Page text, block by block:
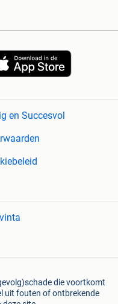
en Succesvol
die voortkomt
uit fouten of ontbrekende